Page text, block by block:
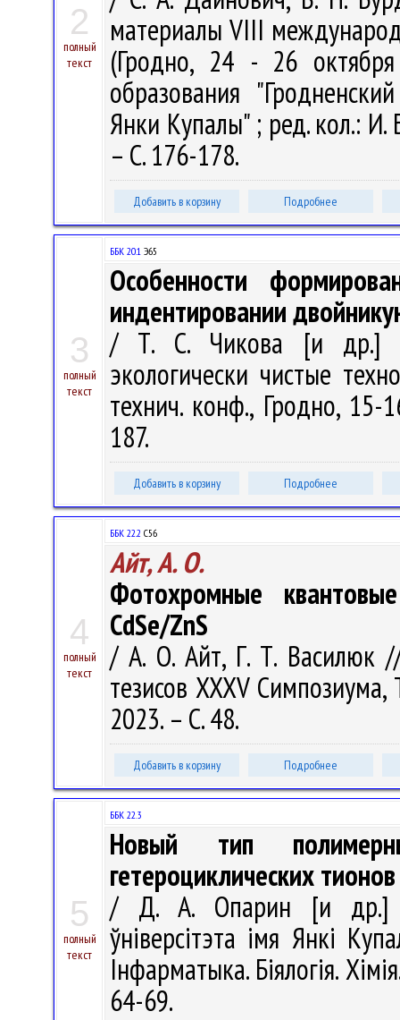
2
полный
текст
материалы VIII
(Гродно, 24 - 26
образования
Янки Купалы" ; ред. кол.: И.
– С. 176-178.
Добавить в корзину Подробнее
3
полный
текст
ББК 20.1 Э65
Особенности
индентировании
/ Т. С. Чикова [и др.] //
экологически чистые
технич. конф., Гродно,
187.
Добавить в корзину Подробнее
4
полный
текст
ББК 22.2 С56
Айт, А. О.
Фотохромные
CdSe/ZnS
/ А. О. Айт, Г. Т. Василюк
тезисов ХХХV Симпозиума,
2023. – С. 48.
Добавить в корзину Подробнее
5
полный
текст
ББК 22.3
Новый тип
гетероциклических тионов
/ Д. А. Опарин [и др.] //
ўніверсітэта імя Янкі
Інфарматыка. Біялогія.
64-69.